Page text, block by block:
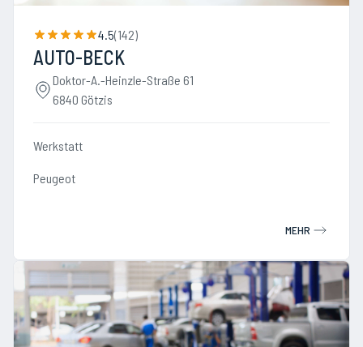
4.5(142)
AUTO-BECK
Doktor-A.-Heinzle-Straße 61
6840 Götzis
Werkstatt
Peugeot
MEHR